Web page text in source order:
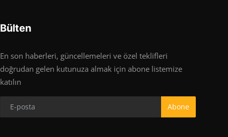
Bülten
En son haberleri, güncellemeleri ve özel teklifleri
doğrudan gelen kutunuza almak için abone listemize
katılın
Abone